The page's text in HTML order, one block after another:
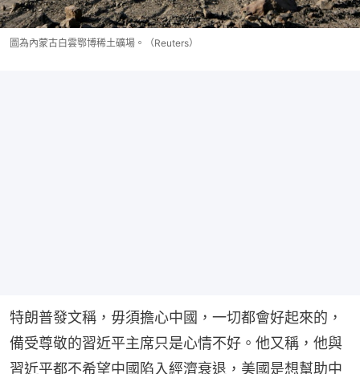
圖為內蒙古白雲鄂博稀土礦場。（Reuters）
特朗普發文稱，毋須擔心中國，一切都會好起來的，
備受尊敬的習近平主席只是心情不好。他又稱，他與
習近平都不希望中國陷入經濟衰退，美國是想幫助中